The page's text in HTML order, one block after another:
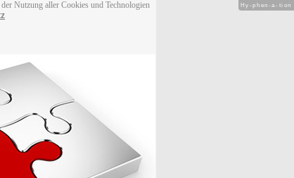
Nutzung aller Cookies und Technologien
Hy-phen-a-tion